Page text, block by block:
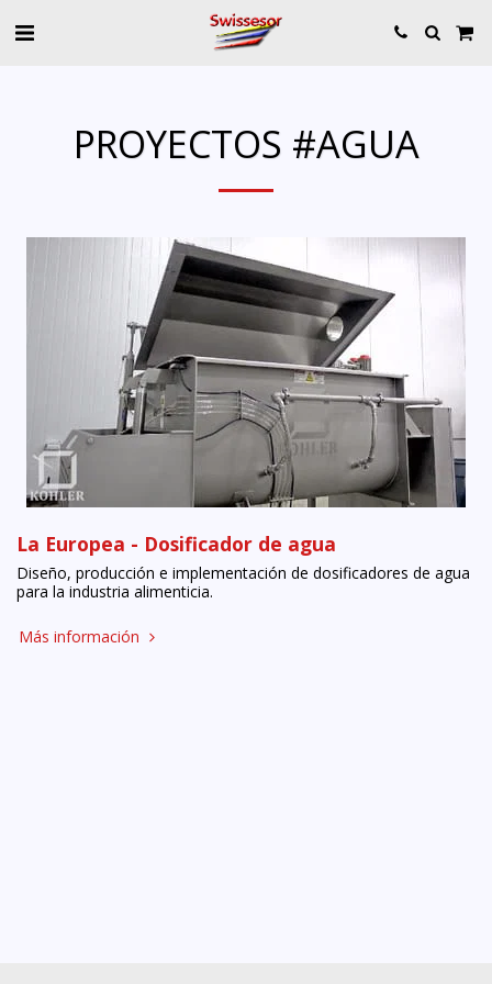
PROYECTOS #AGUA
La Europea - Dosificador de agua
Diseño, producción e implementación de dosificadores de agua
para la industria alimenticia.
Más información